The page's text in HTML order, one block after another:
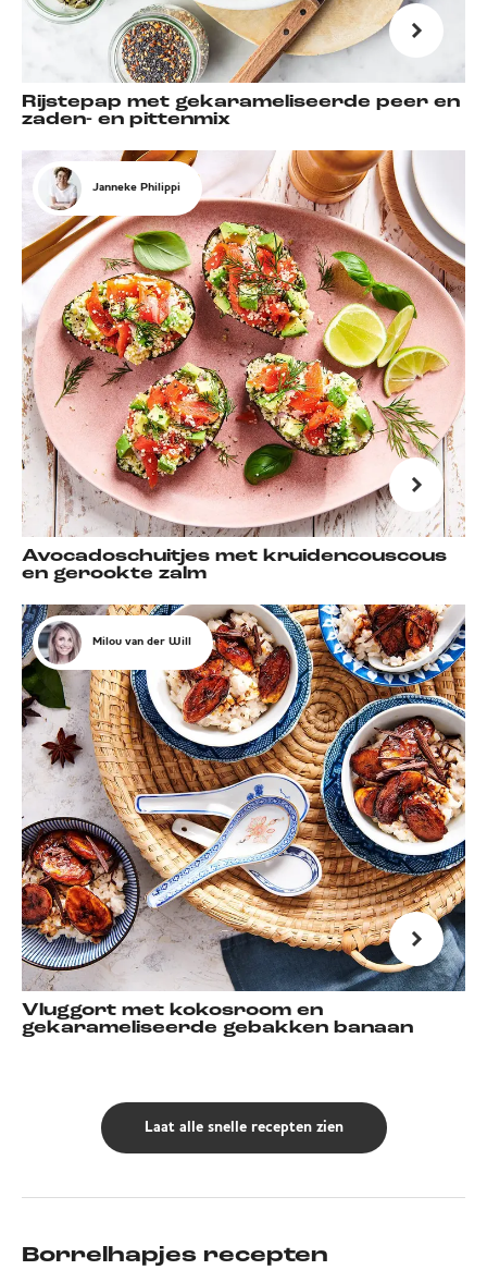
Rijstepap met gekarameliseerde peer en
zaden- en pittenmix
Janneke Philippi
Avocadoschuitjes met kruidencouscous
en gerookte zalm
Milou van der Will
Vluggort met kokosroom en
gekarameliseerde gebakken banaan
Laat alle snelle recepten zien
Borrelhapjes recepten